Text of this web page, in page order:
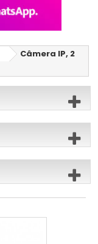
Câmera IP, 2